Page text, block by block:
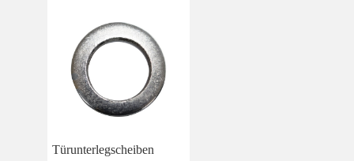
Türunterlegscheiben